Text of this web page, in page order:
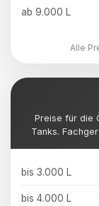
ab 9.000 L
Alle
Preise für die
Tanks.
bis 3.000 L
bis 4.000 L